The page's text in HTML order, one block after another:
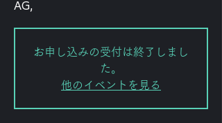
AG,
お申し込みの受付は終了しまし
た。
他のイベントを見る